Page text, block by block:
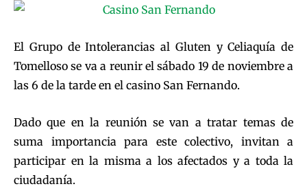
El Grupo de Intolerancias al Gluten y Celiaquía de
Tomelloso se va a reunir el sábado 19 de noviembre a
las 6 de la tarde en el casino San Fernando.
Dado que en la reunión se van a tratar temas de
suma importancia para este colectivo, invitan a
participar en la misma a los afectados y a toda la
ciudadanía.